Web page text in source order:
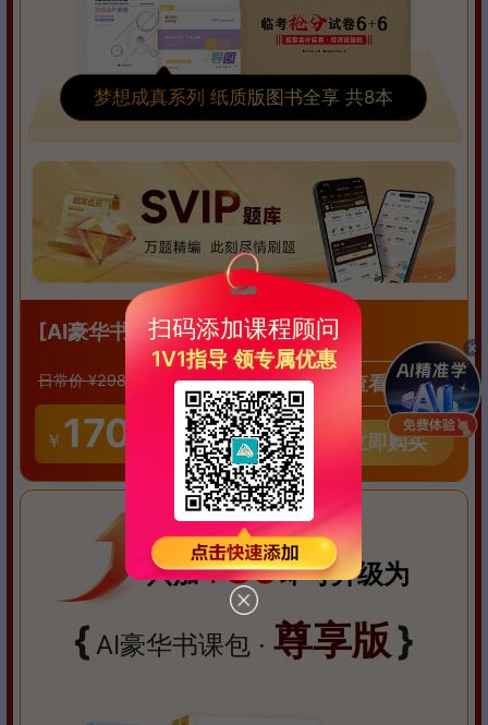
梦想成真系列 纸质版图书全享 共8本
[AI豪华书课包优享版]
日常价 ¥298 优惠价￥128
￥ 170
AI豪华书课包
有效期3天
领取
查看详情
立即购买
只加￥80即可升级为
{ AI豪华书课包 ·尊享版 }
扫码添加课程顾问
1V1指导 领专属优惠